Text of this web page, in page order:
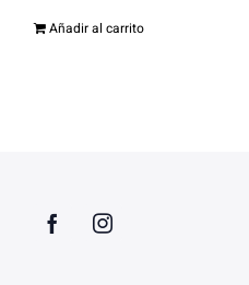
Añadir al carrito